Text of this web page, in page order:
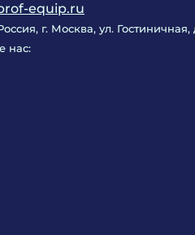
equip.ru
г. Москва, ул.
нас: